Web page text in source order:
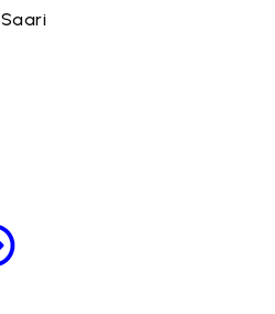
Saari